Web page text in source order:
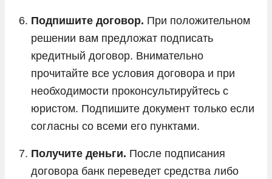
Подпишите договор. При положительном
решении вам предложат подписать
кредитный договор. Внимательно
прочитайте все условия договора и при
необходимости проконсультируйтесь с
юристом. Подпишите документ только если
согласны со всеми его пунктами.
Получите деньги. После подписания
договора банк переведет средства либо